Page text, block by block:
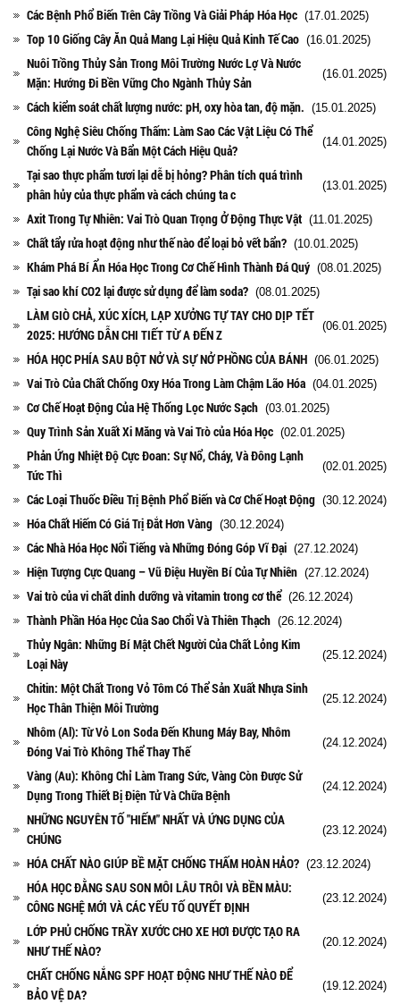
Các Bệnh Phổ Biến Trên Cây Trồng Và Giải Pháp Hóa Học (17.01.2025)
Top 10 Giống Cây Ăn Quả Mang Lại Hiệu Quả Kinh Tế Cao (16.01.2025)
Nuôi Trồng Thủy Sản Trong Môi Trường Nước Lợ Và Nước
Mặn: Hướng Đi Bền Vững Cho Ngành Thủy Sản
(16.01.2025)
Cách kiểm soát chất lượng nước: pH, oxy hòa tan, độ mặn. (15.01.2025)
Công Nghệ Siêu Chống Thấm: Làm Sao Các Vật Liệu Có Thể
Chống Lại Nước Và Bẩn Một Cách Hiệu Quả?
(14.01.2025)
Tại sao thực phẩm tươi lại dễ bị hỏng? Phân tích quá trình
phân hủy của thực phẩm và cách chúng ta c
(13.01.2025)
Axit Trong Tự Nhiên: Vai Trò Quan Trọng Ở Động Thực Vật (11.01.2025)
Chất tẩy rửa hoạt động như thế nào để loại bỏ vết bẩn? (10.01.2025)
Khám Phá Bí Ẩn Hóa Học Trong Cơ Chế Hình Thành Đá Quý (08.01.2025)
Tại sao khí CO2 lại được sử dụng để làm soda? (08.01.2025)
LÀM GIÒ CHẢ, XÚC XÍCH, LẠP XƯỞNG TỰ TAY CHO DỊP TẾT
2025: HƯỚNG DẪN CHI TIẾT TỪ A ĐẾN Z
(06.01.2025)
HÓA HỌC PHÍA SAU BỘT NỞ VÀ SỰ NỞ PHỒNG CỦA BÁNH (06.01.2025)
Vai Trò Của Chất Chống Oxy Hóa Trong Làm Chậm Lão Hóa (04.01.2025)
Cơ Chế Hoạt Động Của Hệ Thống Lọc Nước Sạch (03.01.2025)
Quy Trình Sản Xuất Xi Măng và Vai Trò của Hóa Học (02.01.2025)
Phản Ứng Nhiệt Độ Cực Đoan: Sự Nổ, Cháy, Và Đông Lạnh
Tức Thì
(02.01.2025)
Các Loại Thuốc Điều Trị Bệnh Phổ Biến và Cơ Chế Hoạt Động (30.12.2024)
Hóa Chất Hiếm Có Giá Trị Đắt Hơn Vàng (30.12.2024)
Các Nhà Hóa Học Nổi Tiếng và Những Đóng Góp Vĩ Đại (27.12.2024)
Hiện Tượng Cực Quang – Vũ Điệu Huyền Bí Của Tự Nhiên (27.12.2024)
Vai trò của vi chất dinh dưỡng và vitamin trong cơ thể (26.12.2024)
Thành Phần Hóa Học Của Sao Chổi Và Thiên Thạch (26.12.2024)
Thủy Ngân: Những Bí Mật Chết Người Của Chất Lỏng Kim
Loại Này
(25.12.2024)
Chitin: Một Chất Trong Vỏ Tôm Có Thể Sản Xuất Nhựa Sinh
Học Thân Thiện Môi Trường
(25.12.2024)
Nhôm (Al): Từ Vỏ Lon Soda Đến Khung Máy Bay, Nhôm
Đóng Vai Trò Không Thể Thay Thế
(24.12.2024)
Vàng (Au): Không Chỉ Làm Trang Sức, Vàng Còn Được Sử
Dụng Trong Thiết Bị Điện Tử Và Chữa Bệnh
(24.12.2024)
NHỮNG NGUYÊN TỐ "HIẾM" NHẤT VÀ ỨNG DỤNG CỦA
CHÚNG
(23.12.2024)
HÓA CHẤT NÀO GIÚP BỀ MẶT CHỐNG THẤM HOÀN HẢO? (23.12.2024)
HÓA HỌC ĐẰNG SAU SON MÔI LÂU TRÔI VÀ BỀN MÀU:
CÔNG NGHỆ MỚI VÀ CÁC YẾU TỐ QUYẾT ĐỊNH
(23.12.2024)
LỚP PHỦ CHỐNG TRẦY XƯỚC CHO XE HƠI ĐƯỢC TẠO RA
NHƯ THẾ NÀO?
(20.12.2024)
CHẤT CHỐNG NẮNG SPF HOẠT ĐỘNG NHƯ THẾ NÀO ĐỂ
BẢO VỆ DA?
(19.12.2024)